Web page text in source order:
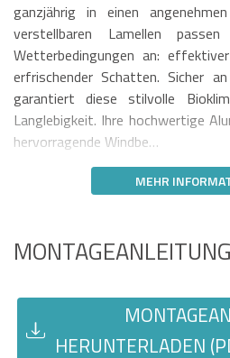
ganzjährig in einen
verstellbaren Lamellen
Wetterbedingungen an:
erfrischender Schatten. Sicher
garantiert diese stilvolle
Langlebigkeit. Ihre hochwertige
hervorragende Windbe…
MEHR
MONTAGEANLEITUNG
HERUNTERLADEN